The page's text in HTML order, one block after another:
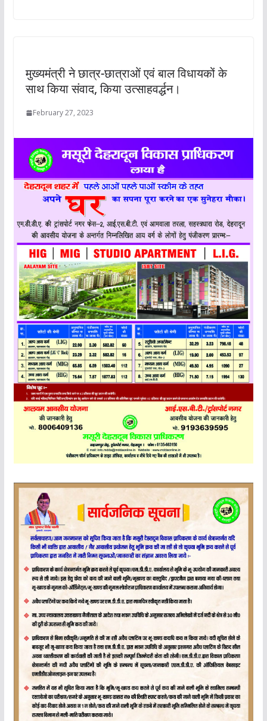
मुख्यमंत्री ने छात्र-छात्राओं एवं बाल विधायकों के
साथ किया संवाद, किया उत्साहवर्द्धन।
February 27, 2023